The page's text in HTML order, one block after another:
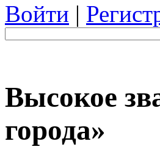
Войти |
Высокое
города»